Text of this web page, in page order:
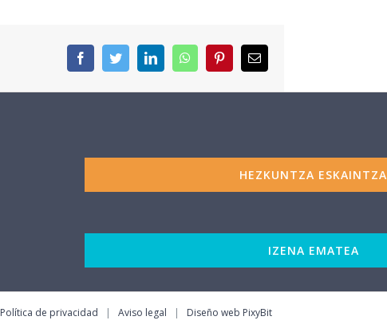
facebooktwitter linkedin whatsapppinterestEmail
HEZKUNTZA ESKAINTZA
IZENA EMATEA
Política de privacidad |Aviso legal | Diseño web PixyBit